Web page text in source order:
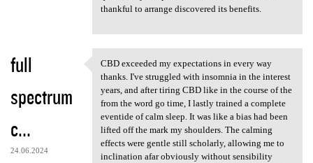
thankful to arrange discovered its benefits.
full
spectrum
c...
24.06.2024
CBD exceeded my expectations
CBD exceeded my expectations in every way
thanks. I've struggled with insomnia in the interest
years, and after tiring CBD like in the course of the
from the word go time, I lastly trained a complete
eventide of calm sleep. It was like a bias had been
lifted off the mark my shoulders. The calming
effects were gentle still scholarly, allowing me to
inclination afar obviously without sensibility